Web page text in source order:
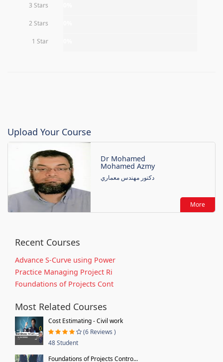
3 Stars
2 Stars
1 Star
Upload Your Course
Dr Mohamed
Mohamed Azmy
دكتور مهندس معماري
More
Recent Courses
Advance S-Curve using Power
Practice Managing Project Ri
Foundations of Projects Cont
Most Related Courses
Cost Estimating - Civil work
(6 Reviews )
48 Student
Foundations of Projects Contro...